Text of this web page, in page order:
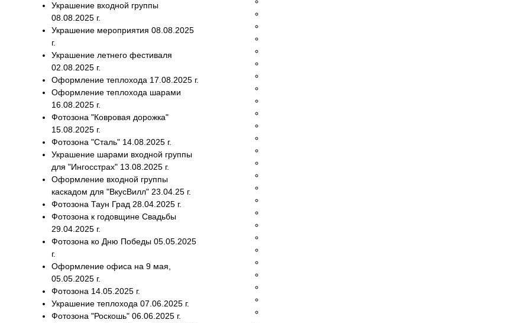
Украшение входной группы
08.08.2025 г.
Украшение мероприятия 08.08.2025
г.
Украшение летнего фестиваля
02.08.2025 г.
Оформление теплохода 17.08.2025 г.
Оформление теплохода шарами
16.08.2025 г.
Фотозона "Ковровая дорожка"
15.08.2025 г.
Фотозона "Сталь" 14.08.2025 г.
Украшение шарами входной группы
для "Ингосстрах" 13.08.2025 г.
Оформление входной группы
каскадом для "ВкусВилл" 23.04.25 г.
Фотозона Таун Град 28.04.2025 г.
Фотозона к годовщине Свадьбы
29.04.2025 г.
Фотозона ко Дню Победы 05.05.2025
г.
Оформление офиса на 9 мая,
05.05.2025 г.
Фотозона 14.05.2025 г.
Украшение теплохода 07.06.2025 г.
Фотозона "Роскошь" 06.06.2025 г.